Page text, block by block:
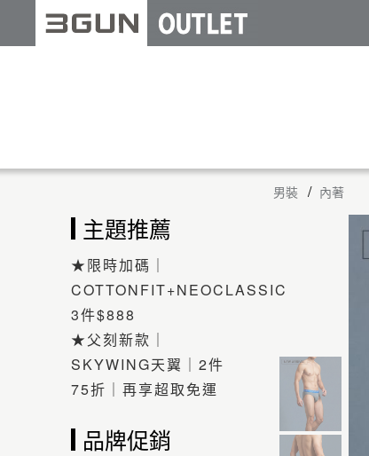
主題推薦
★限時加碼｜
COTTONFIT+NEOCLASSIC
3件$888
★父刻新款｜
SKYWING天翼｜2件
75折｜再享超取免運
品牌促銷
男裝 內著